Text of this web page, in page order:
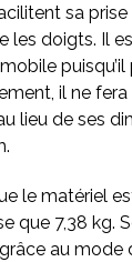
sa prise
les doigts. Il
il ne fera
lieu de ses
le matériel
que 7,38 kg.
au mode